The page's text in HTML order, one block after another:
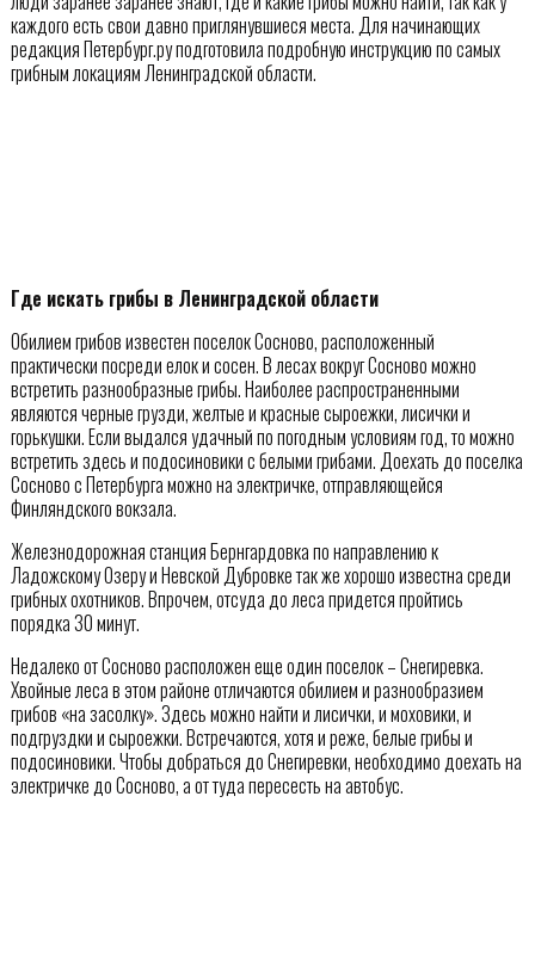
каждого есть свои давно приглянувшиеся места. Для начинающих
редакция Петербург.ру подготовила подробную инструкцию по самых
грибным локациям Ленинградской области.
Где искать грибы в Ленинградской области
Обилием грибов известен поселок Сосново, расположенный
практически посреди елок и сосен. В лесах вокруг Сосново можно
встретить разнообразные грибы. Наиболее распространенными
являются черные грузди, желтые и красные сыроежки, лисички и
горькушки. Если выдался удачный по погодным условиям год, то можно
встретить здесь и подосиновики с белыми грибами. Доехать до поселка
Сосново с Петербурга можно на электричке, отправляющейся
Финляндского вокзала.
Железнодорожная станция Бернгардовка по направлению к
Ладожскому Озеру и Невской Дубровке так же хорошо известна среди
грибных охотников. Впрочем, отсуда до леса придется пройтись
порядка 30 минут.
Недалеко от Сосново расположен еще один поселок – Снегиревка.
Хвойные леса в этом районе отличаются обилием и разнообразием
грибов «на засолку». Здесь можно найти и лисички, и моховики, и
подгруздки и сыроежки. Встречаются, хотя и реже, белые грибы и
подосиновики. Чтобы добраться до Снегиревки, необходимо доехать на
электричке до Сосново, а от туда пересесть на автобус.